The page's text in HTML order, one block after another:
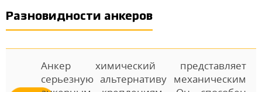
Разновидности анкеров
Анкер химический представляет
серьезную альтернативу механическим